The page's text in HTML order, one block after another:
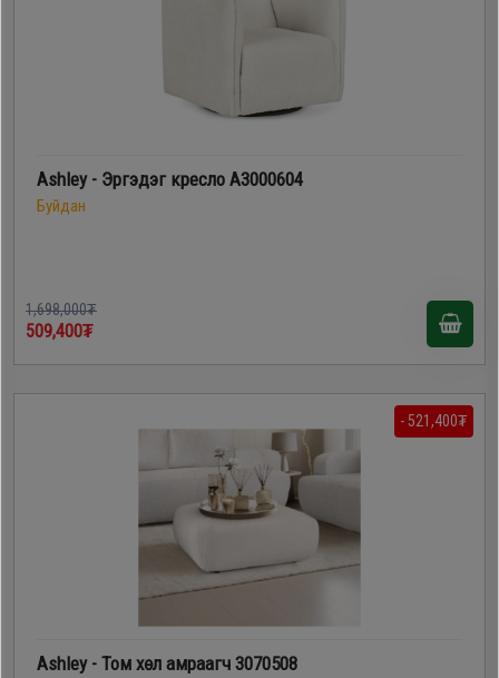
Ashley - Эргэдэг кресло A3000604
Буйдан
1,698,000₮
509,400₮
- 521,400₮
Ashley - Том хөл амраагч 3070508